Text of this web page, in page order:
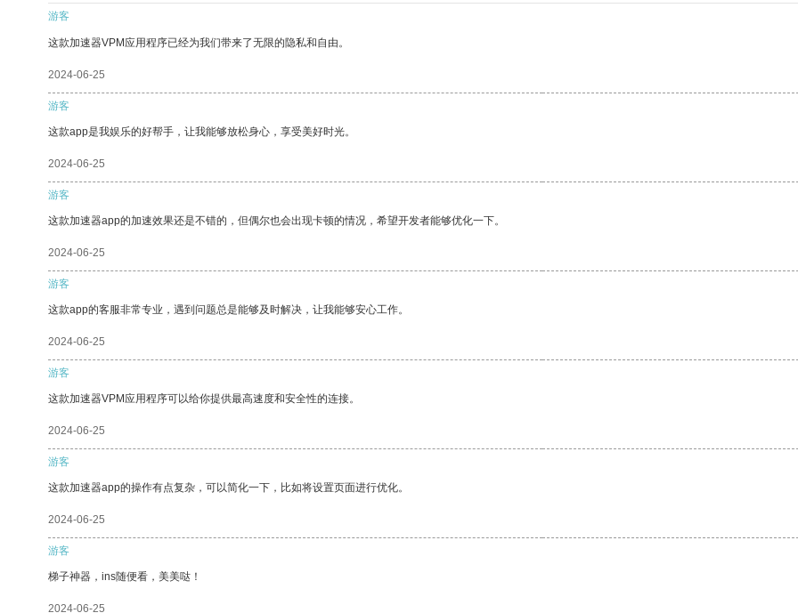
游客
这款加速器VPM应用程序已经为我们带来了无限的隐私和自由。
2024-06-25
游客
这款app是我娱乐的好帮手，让我能够放松身心，享受美好时光。
2024-06-25
游客
这款加速器app的加速效果还是不错的，但偶尔也会出现卡顿的情况，希望开发者能够优化一下。
2024-06-25
游客
这款app的客服非常专业，遇到问题总是能够及时解决，让我能够安心工作。
2024-06-25
游客
这款加速器VPM应用程序可以给你提供最高速度和安全性的连接。
2024-06-25
游客
这款加速器app的操作有点复杂，可以简化一下，比如将设置页面进行优化。
2024-06-25
游客
梯子神器，ins随便看，美美哒！
2024-06-25